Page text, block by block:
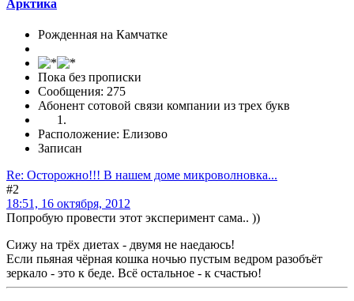
Арктика
Рожденная на Камчатке
Пока без прописки
Сообщения: 275
Абонент сотовой связи компании из трех букв
Расположение: Елизово
Записан
Re: Осторожно!!! В нашем доме микроволновка...
#2
18:51, 16 октября, 2012
Попробую провести этот эксперимент сама.. ))
Сижу на трёх диетах - двумя не наедаюсь!
Если пьяная чёрная кошка ночью пустым ведром разобъёт
зеркало - это к беде. Всё остальное - к счастью!